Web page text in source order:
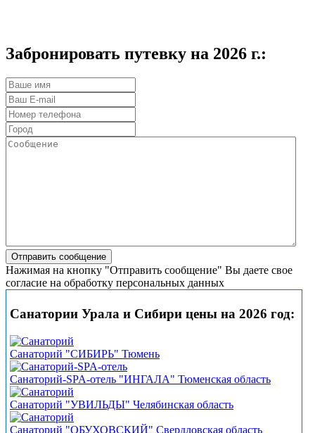
Забронировать путевку на 2026 г.:
Нажимая на кнопку "Отправить сообщение" Вы даете свое
согласие на обработку персональных данных
Санатории Урала и Сибири цены на 2026 год:
Санаторий "СИБИРЬ" Тюмень
Санаторий-SPA-отель "ИНГАЛА" Тюменская область
Санаторий "УВИЛЬДЫ" Челябинская область
Санаторий "ОБУХОВСКИЙ" Свердловская область